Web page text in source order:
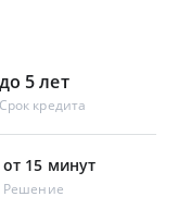
до 5 лет
Срок кредита
от 15 минут
Решение